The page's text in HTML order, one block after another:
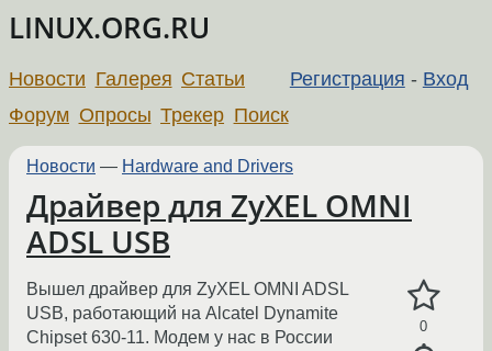
LINUX.ORG.RU
Регистрация - Вход
Новости Галерея Статьи
Форум Опросы Трекер Поиск
Новости — Hardware and Drivers
Драйвер для ZyXEL OMNI
ADSL USB
0
Вышел драйвер для ZyXEL OMNI ADSL
USB, работающий на Alcatel Dynamite
Chipset 630-11. Модем у нас в России